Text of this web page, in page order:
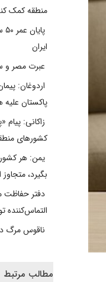
منطقه کمک
ایران
عبرت مصر و
اردوغان:
پاکستان
زاکانی: پیام
کشورهای
یمن: هر
بگیرد،
دفتر حفاظت
التماس‌کننده
ناقوس مرگ
مطالب مرتبط